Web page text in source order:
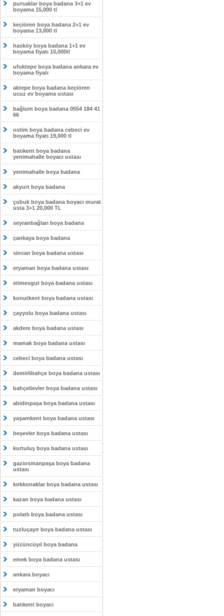
pursaklar boya badana 3+1 ev
boyama 15,000 tl
keçiören boya badana 2+1 ev
boyama 13,000 tl
hasköy boya badana 1+1 ev
boyama fiyatı 10,000tl
ufuktepe boya badana ankara ev
boyama fiyatı
aktepe boya badana keçiören
ucuz ev boyama ustası
bağlum boya badana 0554 184 41
66
ostim boya badana cebeci ev
boyama fiyatı 19,000 tl
batıkent boya badana
yenimahalle boyacı ustası
yenimahalle boya badana
akyurt boya badana
çubuk boya badana boyacı murat
usta 3+1 20,000 TL
seyranbağları boya badana
çankaya boya badana
sincan boya badana ustası
eryaman boya badana ustası
etimesgut boya badana ustası
konutkent boya badana ustası
çayyolu boya badana ustası
akdere boya badana ustası
mamak boya badana ustası
cebeci boya badana ustası
demirlibahçe boya badana ustası
bahçelievler boya badana ustası
abidinpaşa boya badana ustası
yaşamkent boya badana ustası
beşevler boya badana ustası
kurtuluş boya badana ustası
gaziosmanpaşa boya badana
ustası
kırkkonaklar boya badana ustası
kazan boya badana ustası
polatlı boya badana ustası
tuzluçayır boya badana ustası
yüzüncüyıl boya badana
emek boya badana ustası
ankara boyacı
eryaman boyacı
batıkent boyacı